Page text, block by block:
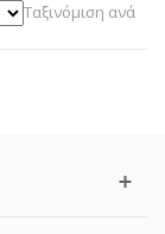
Ταξινόμιση ανά